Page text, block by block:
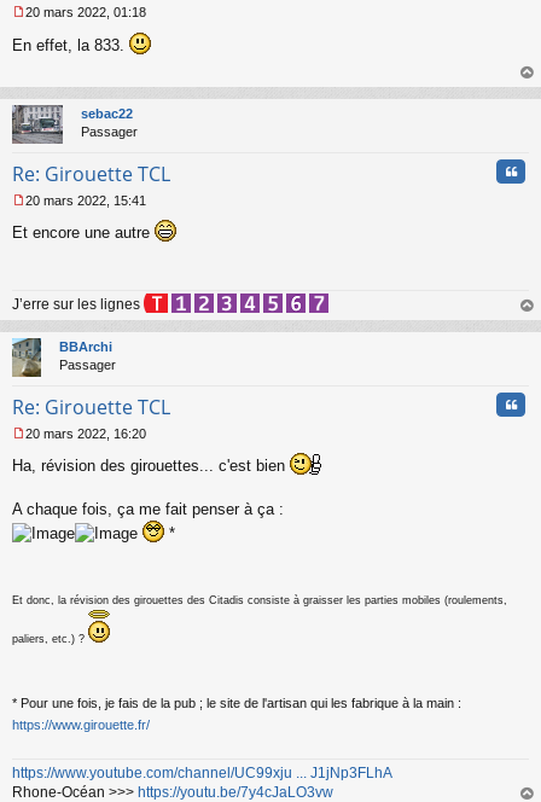
e
a
g
e
o
l
u
20 mars 2022, 01:18
En effet, la 833.
au
sebac22
Passager
Re: Girouette TCL
e
g
e
n
o
n
u
20 mars 2022, 15:41
Et encore une autre
J’erre sur les lignes
au
BBArchi
Passager
Re: Girouette TCL
e
a
g
u
20 mars 2022, 16:20
Ha, révision des girouettes... c'est bien
A chaque fois, ça me fait penser à ça :
*
Et donc, la révision des girouettes des Citadis consiste à graisser les parties mobiles (roulements,
paliers, etc.) ?
* Pour une fois, je fais de la pub ; le site de l'artisan qui les fabrique à la main :
https://www.girouette.fr/
https://www.youtube.com/channel/UC99xju ... J1jNp3FLhA
Rhone-Océan >>> https://youtu.be/7y4cJaLO3vw